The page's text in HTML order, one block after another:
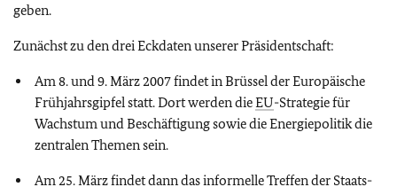
geben.
Zunächst zu den drei Eckdaten unserer Präsidentschaft:
Am 8. und 9. März 2007 findet in Brüssel der Europäische
Frühjahrsgipfel statt. Dort werden dieEU-Strategie für
Wachstum und Beschäftigung sowie die Energiepolitik die
zentralen Themen sein.
Am 25. März findet dann das informelle Treffen der Staats-